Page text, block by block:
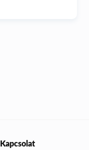
Kapcsolat